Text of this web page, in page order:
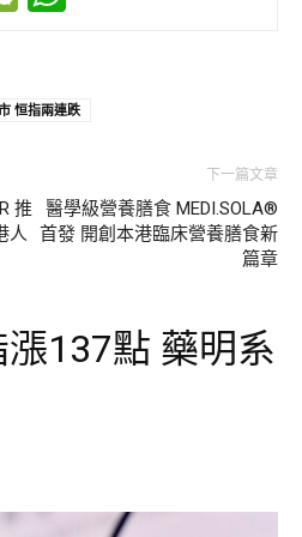
恒指兩連跌
推
人
下一篇文章
醫學級營養膳食 MEDI.SOLA®
首發 開創本港臨床營養膳食新
篇章
137點 藥明系